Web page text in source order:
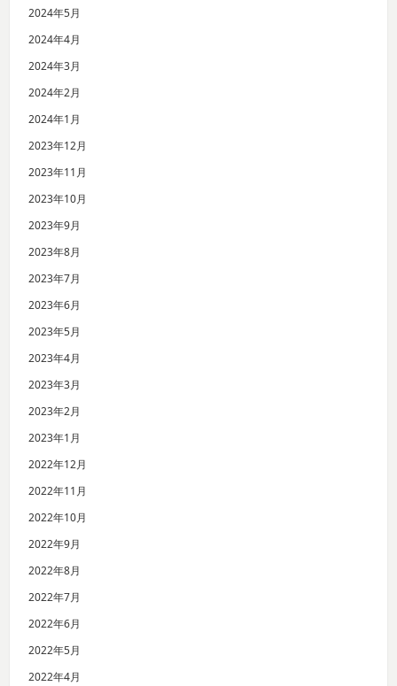
2024年5月
2024年4月
2024年3月
2024年2月
2024年1月
2023年12月
2023年11月
2023年10月
2023年9月
2023年8月
2023年7月
2023年6月
2023年5月
2023年4月
2023年3月
2023年2月
2023年1月
2022年12月
2022年11月
2022年10月
2022年9月
2022年8月
2022年7月
2022年6月
2022年5月
2022年4月